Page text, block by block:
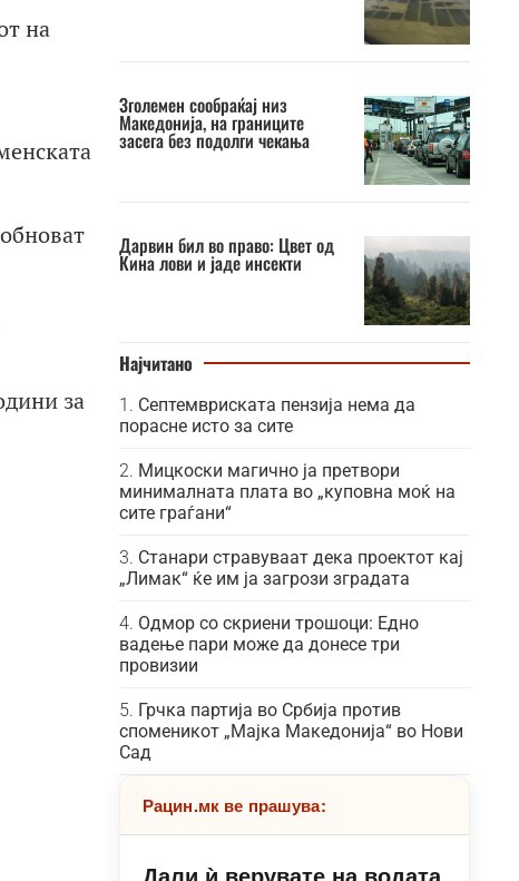
на
за
Зголемен сообраќај низ
Македонија, на границите
засега без подолги чекања
Дарвин бил во право: Цвет од
Кина лови и јаде инсекти
Најчитано
Септемвриската пензија нема да
порасне исто за сите
Мицкоски магично ја претвори
минималната плата во „куповна моќ на
сите граѓани“
Станари стравуваат дека проектот кај
„Лимак“ ќе им ја загрози зградата
Одмор со скриени трошоци: Едно
вадење пари може да донесе три
провизии
Грчка партија во Србија против
споменикот „Мајка Македонија“ во Нови
Сад
Рацин.мк ве прашува: